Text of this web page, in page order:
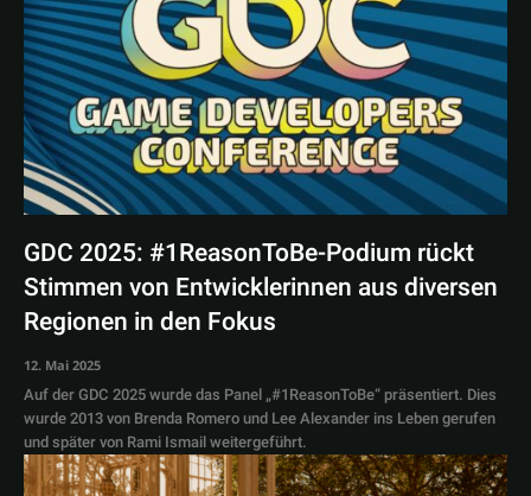
GDC 2025: #1ReasonToBe-Podium rückt
Stimmen von Entwicklerinnen aus diversen
Regionen in den Fokus
12. Mai 2025
Auf der GDC 2025 wurde das Panel „#1ReasonToBe“ präsentiert. Dies
wurde 2013 von Brenda Romero und Lee Alexander ins Leben gerufen
und später von Rami Ismail weitergeführt.